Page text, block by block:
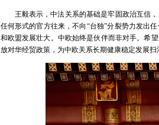
王毅表示，中法关系的基础是牢固政治互信
任何形式的官方往来，不向“台独”分裂势力发出
和欧盟发展壮大。中欧始终是伙伴而非对手。希
放对华经贸政策，为中欧关系长期健康稳定发展扫